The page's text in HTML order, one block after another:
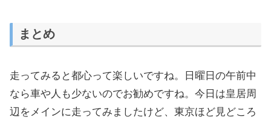
まとめ
走ってみると都心って楽しいですね。日曜日の午前中
なら車や人も少ないのでお勧めですね。今日は皇居周
辺をメインに走ってみましたけど、東京ほど見どころ